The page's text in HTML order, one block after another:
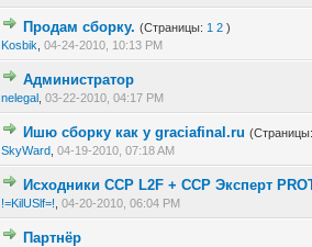
Продам сборку. (Страницы: 1 2 )
Kosbik ,04-24-2010, 10:13 PM
0 голос(ов) - 0 из
Администратор
nelegal ,03-22-2010, 04:17 PM
Ишю сборку как у graciafinal.ru (Страницы:
SkyWard ,04-19-2010, 07:18 AM
0 голос(ов) - 0 из
12
Исходники ССР L2F + ССР Эксперт
!=KilUSlf=! ,04-20-2010, 06:04 PM
0 голос(ов) - 0 из
12
Партнёр